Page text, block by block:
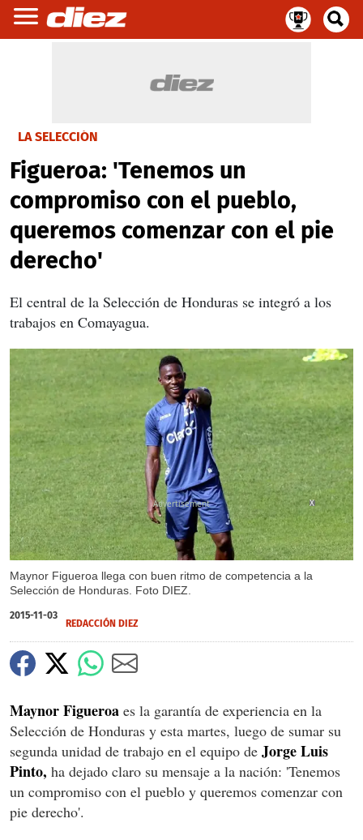
LA SELECCIÓN
Figueroa: 'Tenemos un
compromiso con el pueblo,
queremos comenzar con el pie
derecho'
El central de la Selección de Honduras se integró a los
trabajos en Comayagua.
Maynor Figueroa llega con buen ritmo de competencia a la
Selección de Honduras. Foto DIEZ.
X
2015-11-03
REDACCIÓN DIEZ
Maynor Figueroa es la garantía de experiencia en la
Selección de Honduras y esta martes, luego de sumar su
segunda unidad de trabajo en el equipo de Jorge Luis
Pinto, ha dejado claro su mensaje a la nación: 'Tenemos
un compromiso con el pueblo y queremos comenzar con
pie derecho'.